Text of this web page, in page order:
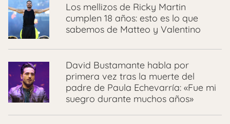
Los mellizos de Ricky Martin
cumplen 18 años: esto es lo que
sabemos de Matteo y Valentino
David Bustamante habla por
primera vez tras la muerte del
padre de Paula Echevarría: «Fue mi
suegro durante muchos años»